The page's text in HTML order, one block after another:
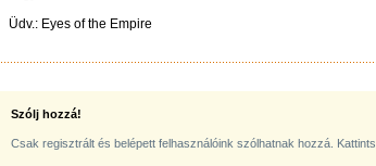
Üdv.: Eyes of the Empire
Szólj hozzá!
Csak regisztrált és belépett felhasználóink szólhatnak hozzá. Kattints